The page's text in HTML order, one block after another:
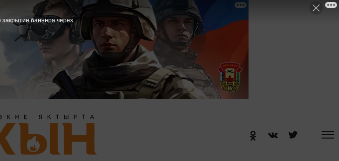
закрытие баннера через